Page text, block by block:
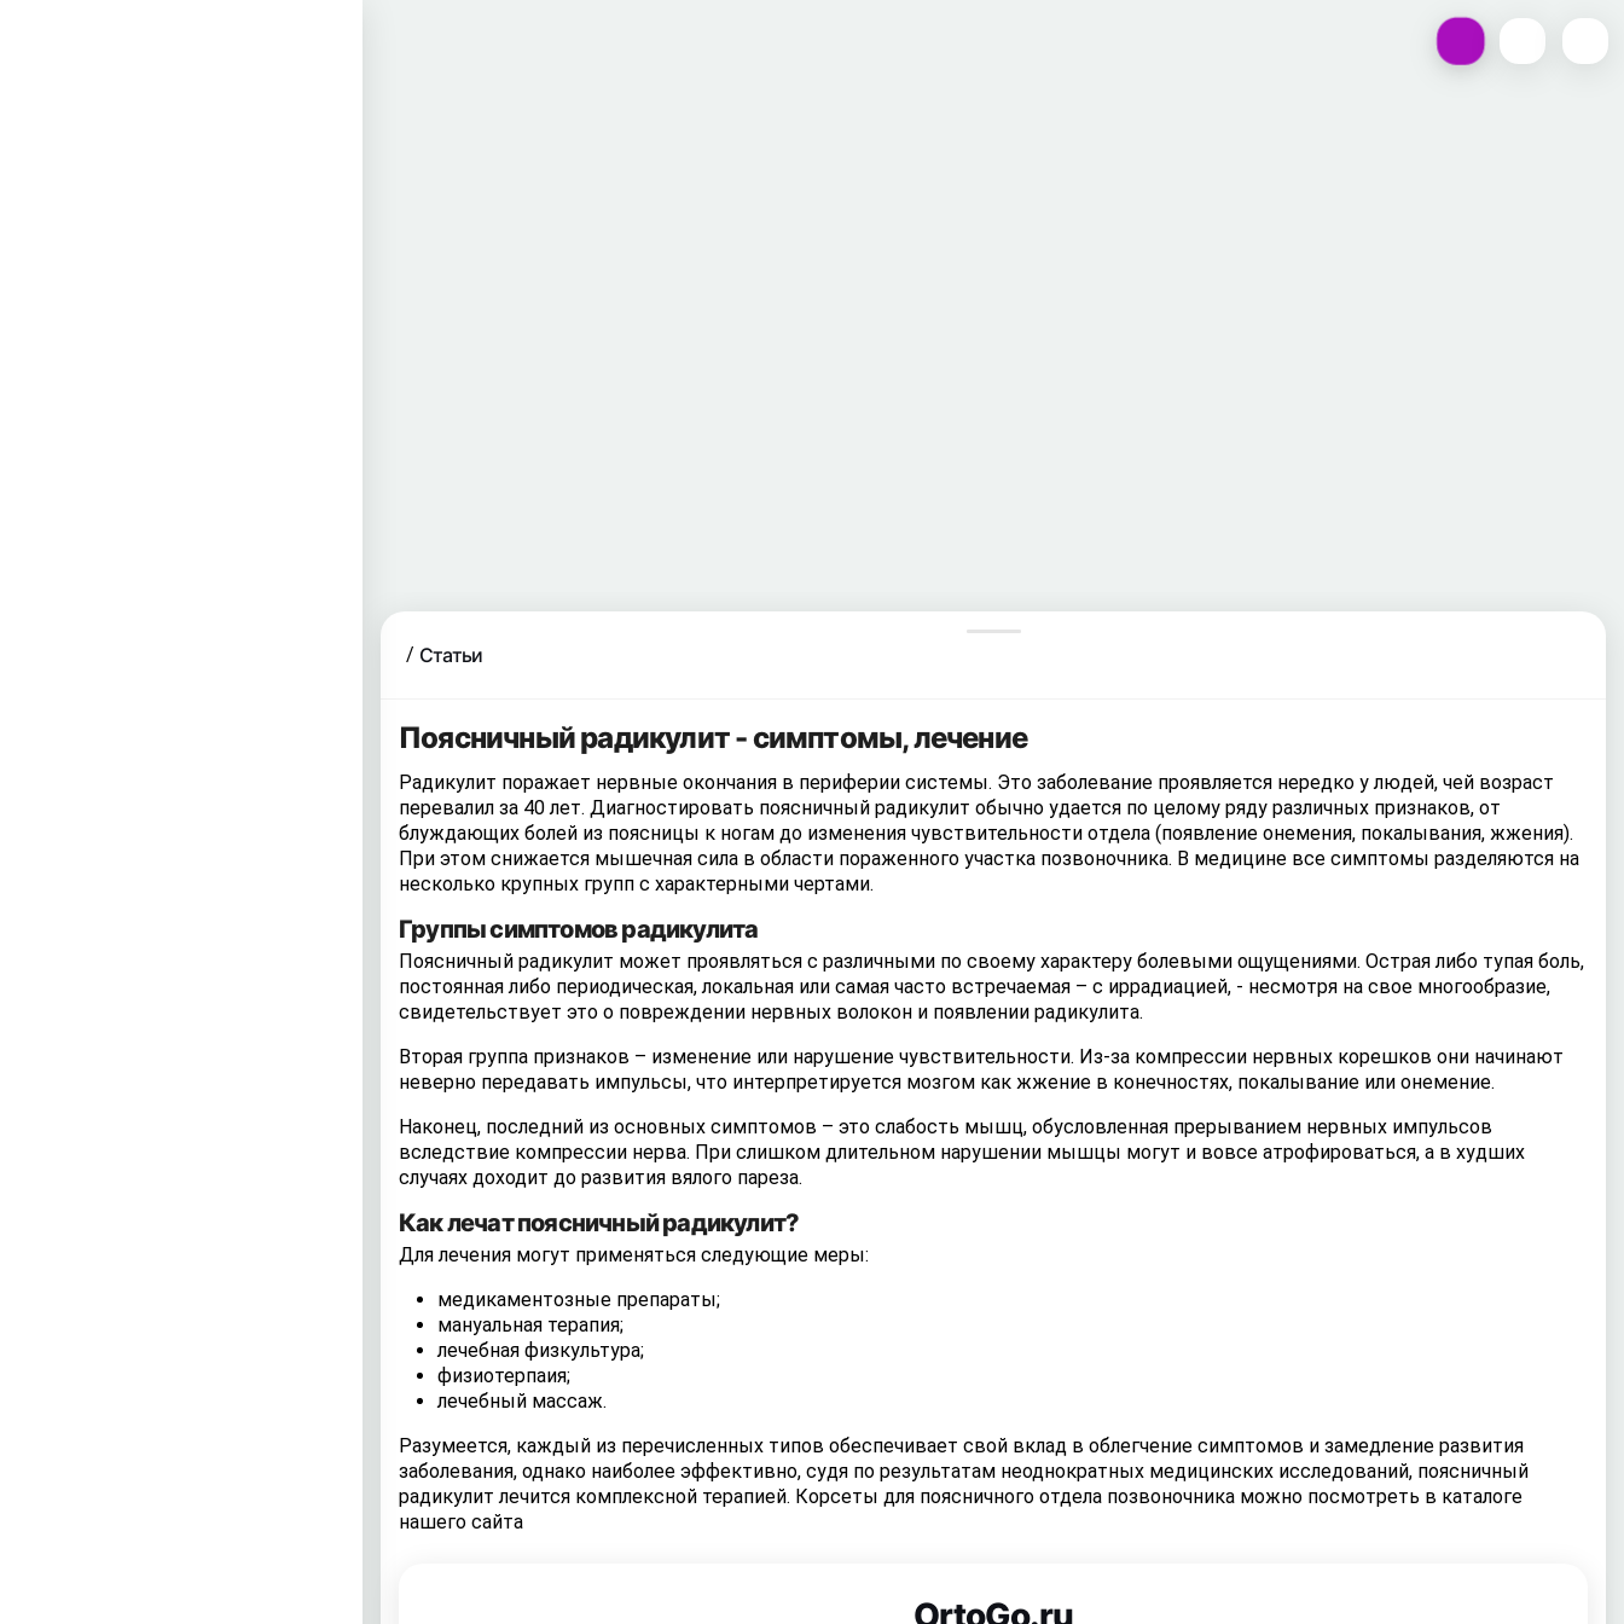
Статьи
Поясничный радикулит - симптомы, лечение
Радикулит поражает нервные окончания в периферии системы. Это заболевание проявляется нередко у людей, чей возраст
перевалил за 40 лет. Диагностировать поясничный радикулит обычно удается по целому ряду различных признаков, от
блуждающих болей из поясницы к ногам до изменения чувствительности отдела (появление онемения, покалывания, жжения).
При этом снижается мышечная сила в области пораженного участка позвоночника. В медицине все симптомы разделяются на
несколько крупных групп с характерными чертами.
Группы симптомов радикулита
Поясничный радикулит может проявляться с различными по своему характеру болевыми ощущениями. Острая либо тупая боль,
постоянная либо периодическая, локальная или самая часто встречаемая – с иррадиацией, - несмотря на свое многообразие,
свидетельствует это о повреждении нервных волокон и появлении радикулита.
Вторая группа признаков – изменение или нарушение чувствительности. Из-за компрессии нервных корешков они начинают
неверно передавать импульсы, что интерпретируется мозгом как жжение в конечностях, покалывание или онемение.
Наконец, последний из основных симптомов – это слабость мышц, обусловленная прерыванием нервных импульсов
вследствие компрессии нерва. При слишком длительном нарушении мышцы могут и вовсе атрофироваться, а в худших
случаях доходит до развития вялого пареза.
Как лечат поясничный радикулит?
Для лечения могут применяться следующие меры:
медикаментозные препараты;
мануальная терапия;
лечебная физкультура;
физиотерпаия;
лечебный массаж.
Разумеется, каждый из перечисленных типов обеспечивает свой вклад в облегчение симптомов и замедление развития
заболевания, однако наиболее эффективно, судя по результатам неоднократных медицинских исследований, поясничный
радикулит лечится комплексной терапией. Корсеты для поясничного отдела позвоночника можно посмотреть в каталоге
нашего сайта
OrtoGo.ru